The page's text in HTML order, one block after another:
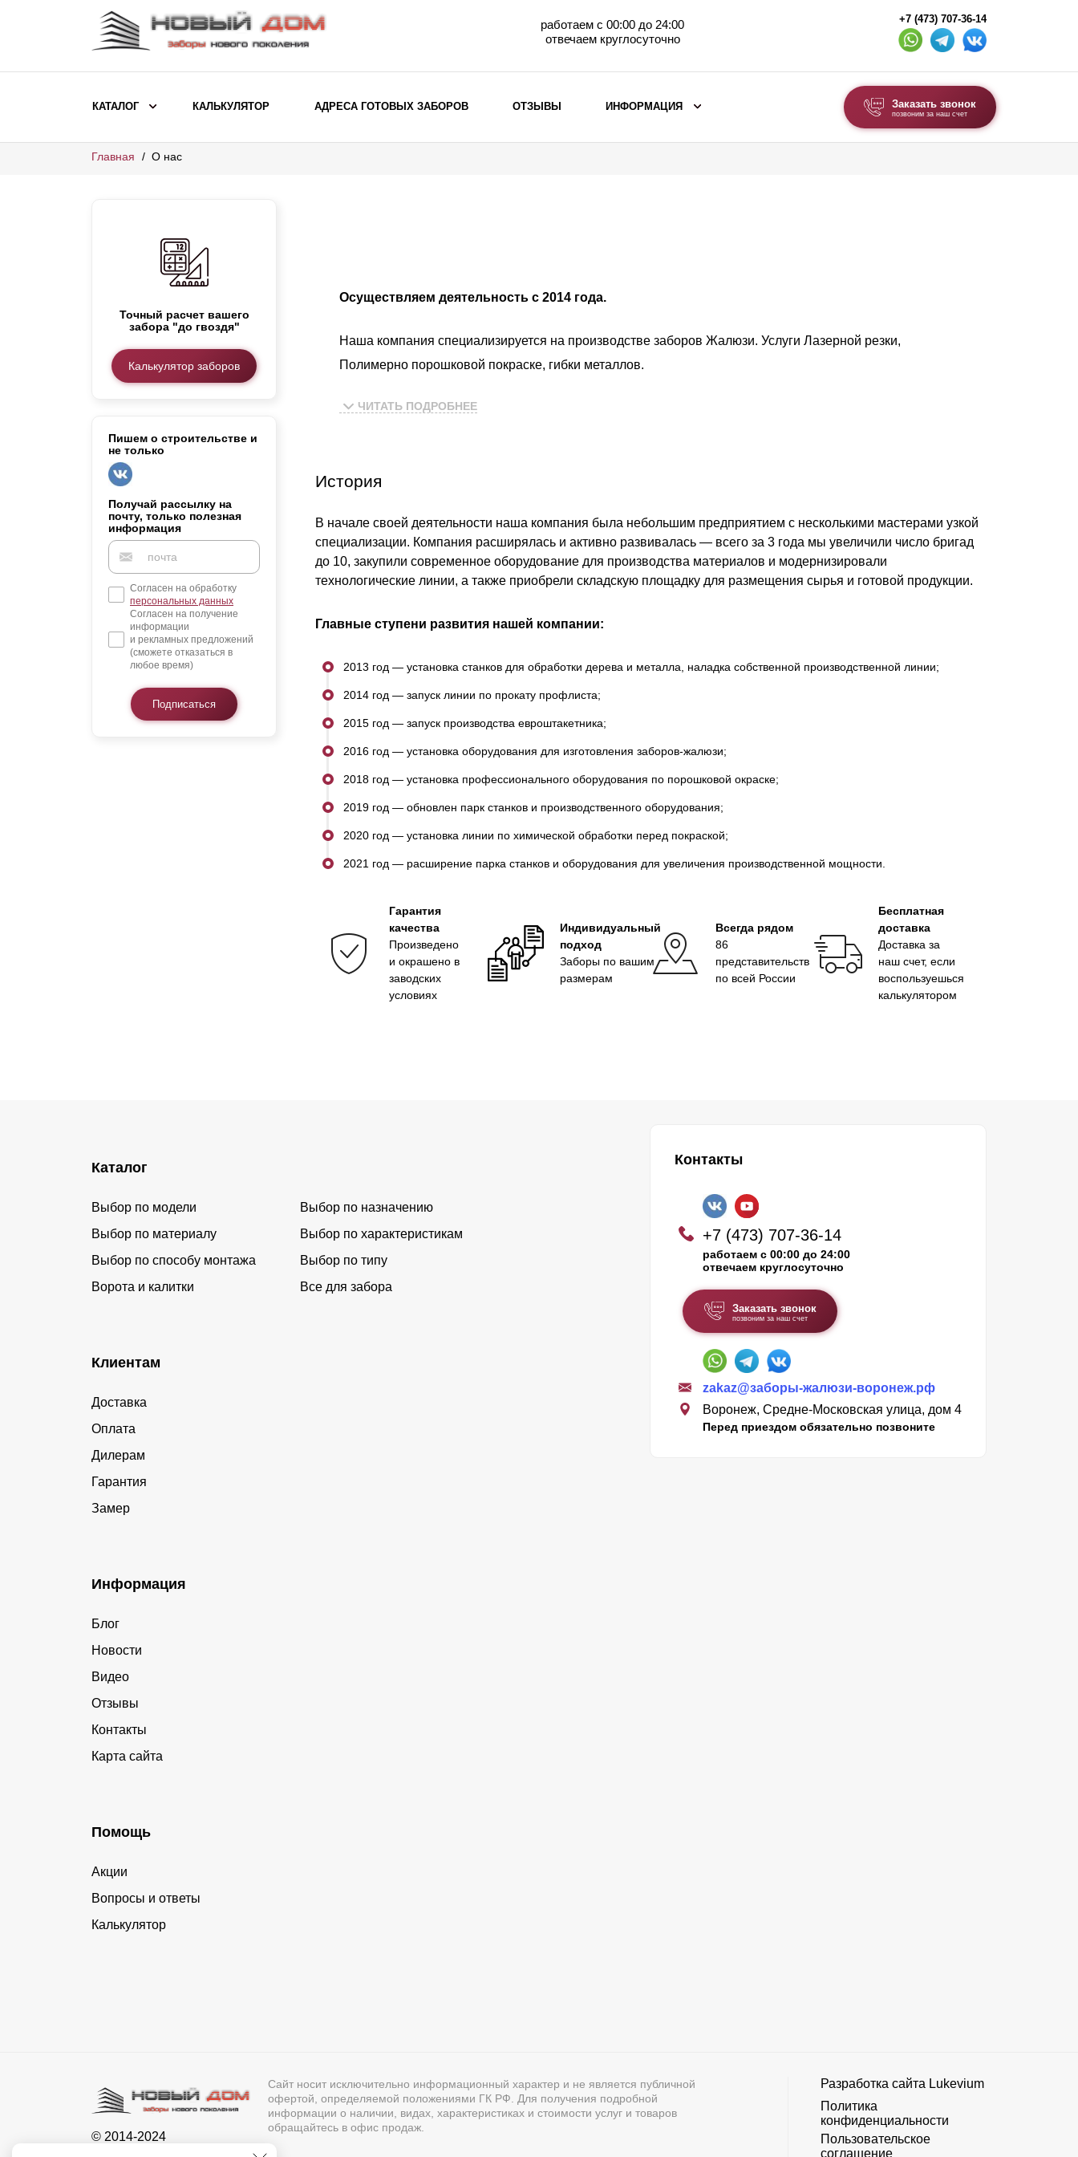
работаем с 00:00 до 24:00
отвечаем круглосуточно
+7 (473) 707-36-14
КАТАЛОГ
ВЫБОР ПО МОДЕЛИ
Заборы Жалюзи
Забор на участок 10 соток
Заборы и ограждения для дома
Металлические заборы
ВЫБОР ПО ХАРАКТЕРИСТИКАМ
Высокие заборы
Заборы под ключ
Готовые заборы
Комплекты заборов-лего "сделай сам"
Быстровозводимые заборы
Ворота распашные
КАЛЬКУЛЯТОР АДРЕСА ГОТОВЫХ ЗАБОРОВ ОТЗЫВЫ ИНФОРМАЦИЯ Заказать звонок
позвоним за наш счет
Главная О нас
Точный расчет вашего
забора "до гвоздя"
Калькулятор заборов
Пишем о строительстве и
не только
Получай рассылку на
почту, только полезная
информация
Согласен на обработку
персональных данных
Согласен на получение
информации
и рекламных предложений
(сможете отказаться в
любое время)
Подписаться
Осуществляем деятельность с 2014 года.
Наша компания специализируется на производстве заборов Жалюзи. Услуги Лазерной резки,
Полимерно порошковой покраске, гибки металлов.
Мы обладаем большим опытом деятельности на рынке заборов-конструкторов и используем
оцинкованной стали и с полимерным покрытием от импортных поставщиков и ведущих
Российских металлургических комбинатов.
качества готовых изделий, позволяет нам выпускать только качественную продукцию.
ЧИТАТЬ ПОДРОБНЕЕ
История
В начале своей деятельности наша компания была небольшим предприятием с несколькими мастерами узкой
специализации. Компания расширялась и активно развивалась — всего за 3 года мы увеличили число бригад
до 10, закупили современное оборудование для производства материалов и модернизировали
технологические линии, а также приобрели складскую площадку для размещения сырья и готовой продукции.
Главные ступени развития нашей компании:
2013 год — установка станков для обработки дерева и металла, наладка собственной производственной линии;
2014 год — запуск линии по прокату профлиста;
2015 год — запуск производства евроштакетника;
2016 год — установка оборудования для изготовления заборов-жалюзи;
2018 год — установка профессионального оборудования по порошковой окраске;
2019 год — обновлен парк станков и производственного оборудования;
2020 год — установка линии по химической обработки перед покраской;
2021 год — расширение парка станков и оборудования для увеличения производственной мощности.
Гарантия
качества
Произведено
и окрашено в
заводских
условиях
Индивидуальный
подход
Заборы по вашим
размерам
Всегда рядом
86
представительств
по всей России
Бесплатная
доставка
Доставка за
наш счет, если
воспользуешься
калькулятором
Каталог
Выбор по модели
Выбор по назначению
Выбор по материалу
Выбор по характеристикам
Выбор по способу монтажа
Выбор по типу
Ворота и калитки
Все для забора
Клиентам
Доставка
Оплата
Дилерам
Гарантия
Замер
Информация
Блог
Новости
Видео
Отзывы
Контакты
Карта сайта
Помощь
Акции
Вопросы и ответы
Калькулятор
Контакты
+7 (473) 707-36-14
работаем с 00:00 до 24:00
отвечаем круглосуточно
Заказать звонок
позвоним за наш счет
zakaz@заборы-жалюзи-воронеж.рф
Воронеж, Средне-Московская улица, дом 4
Перед приездом обязательно позвоните
© 2014-2024
Сайт носит исключительно информационный характер и не является публичной
офертой, определяемой положениями ГК РФ. Для получения подробной
информации о наличии, видах, характеристиках и стоимости услуг и товаров
обращайтесь в офис продаж.
Разработка сайта Lukevium
Политика
конфиденциальности
Пользовательское
соглашение